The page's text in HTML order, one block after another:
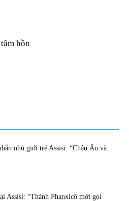
hồn
nhủ giới trẻ Assisi: “Châu Âu và
Assisi: “Thánh Phanxicô mời gọi